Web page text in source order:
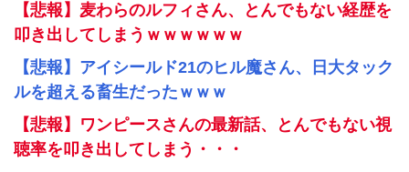
【悲報】麦わらのルフィさん、とんでもない経歴を
叩き出してしまうｗｗｗｗｗｗ
【悲報】アイシールド21のヒル魔さん、日大タック
ルを超える畜生だったｗｗｗ
【悲報】ワンピースさんの最新話、とんでもない視
聴率を叩き出してしまう・・・